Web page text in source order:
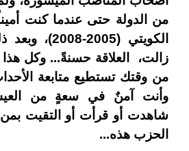
من الدولة حتى عندما كنت
الكويتي
زالت، العلاقة حسنةً... وكل
من وقتك تستطيع متابعة
وأنت آمنٌ في سعةٍ من
شاهدت أو قرأت أو التقيت
الحزب هذه...